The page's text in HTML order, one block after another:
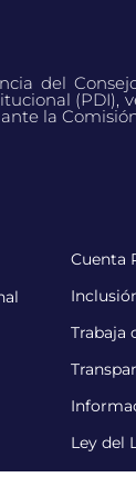
del
la
Cuenta
Trabaja
Ley del